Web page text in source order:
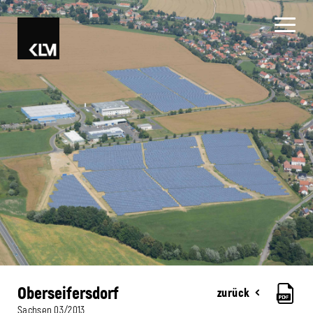
Oberseifersdorf
Sachsen 03/2013
zurück